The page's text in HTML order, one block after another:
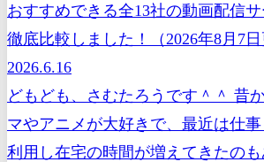
おすすめできる全13社の動画配信
徹底比較しました！（2026年8月7日
2026.6.16
どもども、さむたろうです＾＾ 昔
マやアニメが大好きで、最近は仕
利用し在宅の時間が増えてきたの